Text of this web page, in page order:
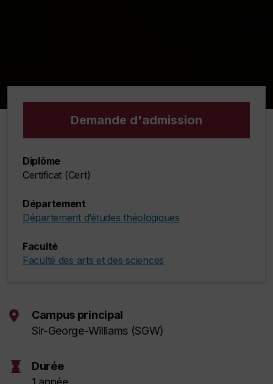
Demande d'admission
Diplôme
Certificat (Cert)
Département
Département d’études théologiques
Faculté
Faculté des arts et des sciences
Campus principal
Sir-George-Williams (SGW)
hourglass
Durée